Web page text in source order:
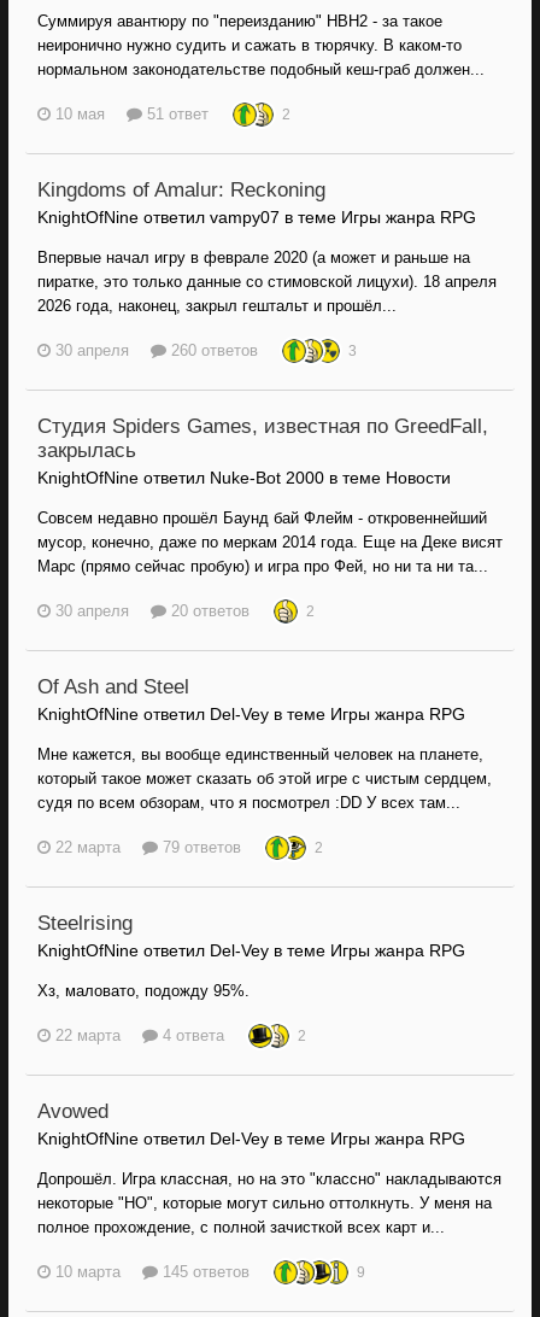
Суммируя авантюру по "переизданию" НВН2 - за такое
неиронично нужно судить и сажать в тюрячку. В каком-то
нормальном законодательстве подобный кеш-граб должен...
10 мая 51 ответ 2
Kingdoms of Amalur: Reckoning
KnightOfNine ответил vampy07 в теме Игры жанра RPG
Впервые начал игру в феврале 2020 (а может и раньше на
пиратке, это только данные со стимовской лицухи). 18 апреля
2026 года, наконец, закрыл гештальт и прошёл...
30 апреля 260 ответов 3
Студия Spiders Games, известная по GreedFall,
закрылась
KnightOfNine ответил Nuke-Bot 2000 в теме Новости
Совсем недавно прошёл Баунд бай Флейм - откровеннейший
мусор, конечно, даже по меркам 2014 года. Еще на Деке висят
Марс (прямо сейчас пробую) и игра про Фей, но ни та ни та...
30 апреля 20 ответов 2
Of Ash and Steel
KnightOfNine ответил Del-Vey в теме Игры жанра RPG
Мне кажется, вы вообще единственный человек на планете,
который такое может сказать об этой игре с чистым сердцем,
судя по всем обзорам, что я посмотрел :DD У всех там...
22 марта 79 ответов 2
Steelrising
KnightOfNine ответил Del-Vey в теме Игры жанра RPG
Хз, маловато, подожду 95%.
22 марта 4 ответа 2
Avowed
KnightOfNine ответил Del-Vey в теме Игры жанра RPG
Допрошёл. Игра классная, но на это "классно" накладываются
некоторые "НО", которые могут сильно оттолкнуть. У меня на
полное прохождение, с полной зачисткой всех карт и...
10 марта 145 ответов 9